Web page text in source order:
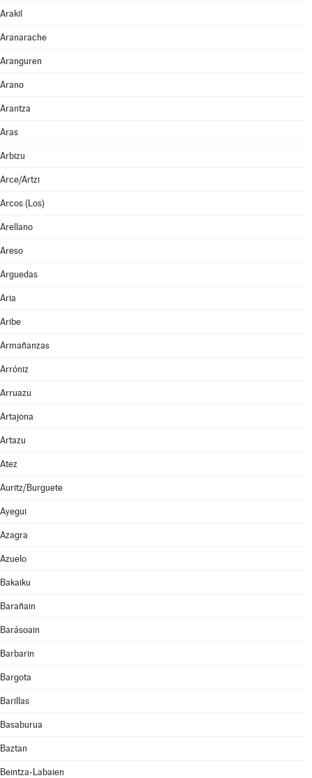
Arakil
Aranarache
Aranguren
Arano
Arantza
Aras
Arbizu
Arce/Artzi
Arcos (Los)
Arellano
Areso
Arguedas
Aria
Aribe
Armañanzas
Arróniz
Arruazu
Artajona
Artazu
Atez
Auritz/Burguete
Ayegui
Azagra
Azuelo
Bakaiku
Barañain
Barásoain
Barbarin
Bargota
Barillas
Basaburua
Baztan
Beintza-Labaien